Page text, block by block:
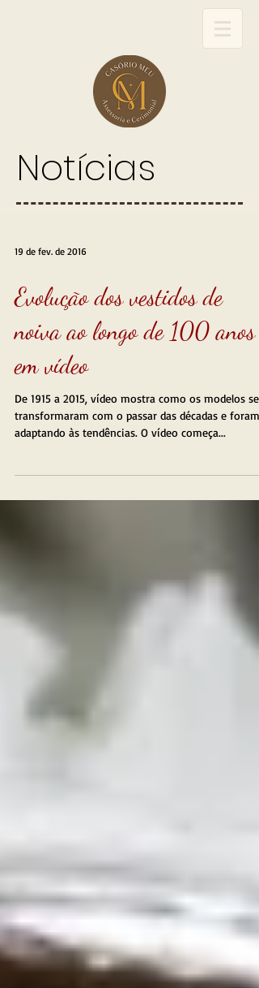
Notícias
19 de fev. de 2016
Evolução dos vestidos de
noiva ao longo de 100 anos
em vídeo
De 1915 a 2015, vídeo mostra como os modelos se
transformaram com o passar das décadas e foram
adaptando às tendências. O vídeo começa...